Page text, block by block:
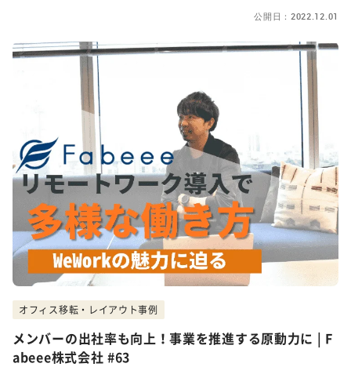
公開日：2022.12.01
オフィス移転・レイアウト事例
メンバーの出社率も向上！事業を推進する原動力に | F
abeee株式会社 #63